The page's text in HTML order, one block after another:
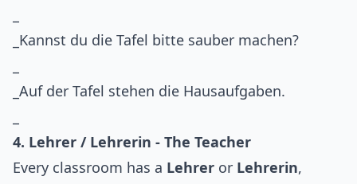
_Kannst du die Tafel bitte sauber machen?
_Auf der Tafel stehen die Hausaufgaben.
4. Lehrer / Lehrerin - The Teacher
Every classroom has a Lehrer or Lehrerin,